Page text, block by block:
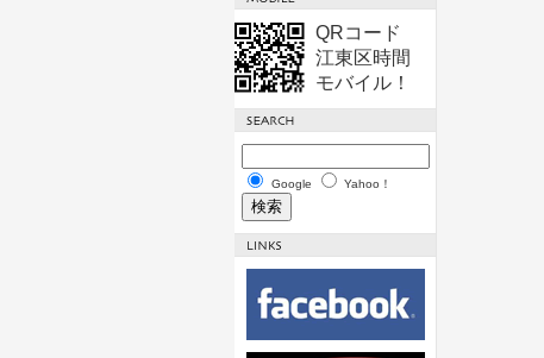
QRコード
江東区時間
モバイル！
Google Yahoo！